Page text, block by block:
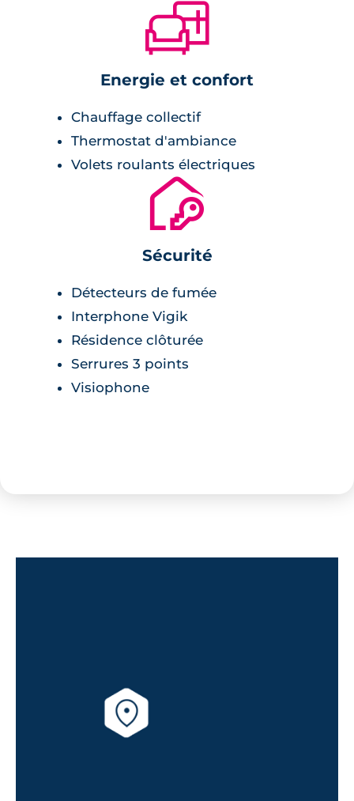
🛋
Energie et confort
Chauffage collectif
Thermostat d'ambiance
Volets roulants électriques
🔐
Sécurité
Détecteurs de fumée
Interphone Vigik
Résidence clôturée
Serrures 3 points
Visiophone